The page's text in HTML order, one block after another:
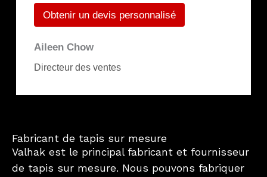
Obtenir un devis personnalisé
Aileen Chow
Directeur des ventes
Fabricant de tapis sur mesure
Valhak est le principal fabricant et fournisseur
de tapis sur mesure. Nous pouvons fabriquer